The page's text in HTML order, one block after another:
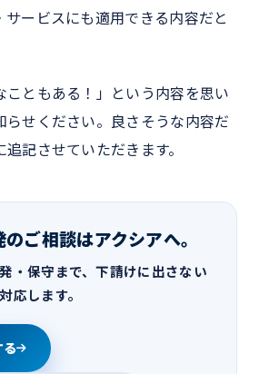
サービスにも適用できる内容だと
こともある！」という内容を思い
らせください。良さそうな内容だ
記させていただきます。
ご相談はアクシアへ。
・保守まで、下請けに出さない
応します。
る